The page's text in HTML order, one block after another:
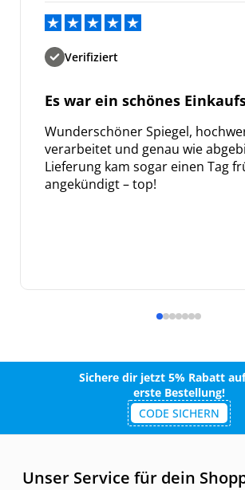
Verifiziert
Es war ein schönes
Wunderschöner Spiegel,
verarbeitet und genau wie
Lieferung kam sogar einen Tag
angekündigt – top!
Sichere dir jetzt 5% Rabatt
erste Bestellung!
CODE SICHERN
Unser Service für dein